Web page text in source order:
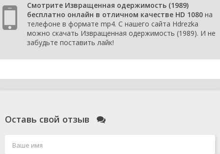
Смотрите Извращенная одержимость (1989)
бесплатно онлайн в отличном качестве HD 1080 на
телефоне в формате mp4. С нашего сайта Hdrezka
можно скачать Извращенная одержимость (1989). И не
забудьте поставить лайк!
Оставь свой отзыв